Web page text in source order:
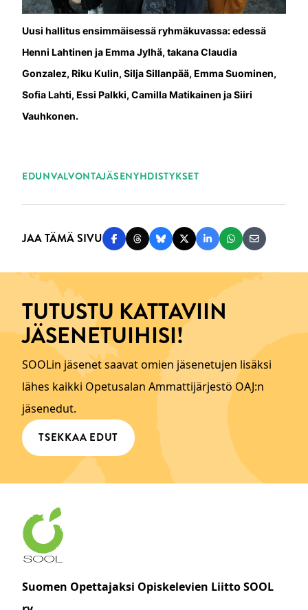
Uusi hallitus ensimmäisessä ryhmäkuvassa: edessä
Henni Lahtinen ja Emma Jylhä, takana Claudia
Gonzalez, Riku Kulin, Silja Sillanpää, Emma Suominen,
Sofia Lahti, Essi Palkki, Camilla Matikainen ja Siiri
Vauhkonen.
EDUNVALVONTAJÄSENYHDISTYKSET
JAA TÄMÄ SIVU Jaa Facebookissa
Jaa Threadsissa
Jaa Blueskyssä
Jaa Twitterissä
Jaa LinkedInissä
Jaa Jaa
TUTUSTU KATTAVIIN
JÄSENETUIHISI!
SOOLin jäsenet saavat omien jäsenetujen lisäksi
lähes kaikki Opetusalan Ammattijärjestö OAJ:n
jäsenedut.
TSEKKAA EDUT
Suomen Opettajaksi Opiskelevien Liitto SOOL